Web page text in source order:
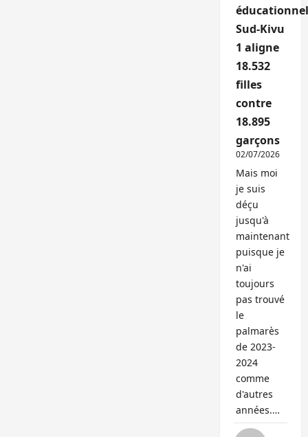
Sud-Kivu
1 aligne
18.532
filles
contre
18.895
garçons
02/07/2026
Mais moi
je suis
déçu
jusqu'à
maintenant
puisque je
n'ai
toujours
pas trouvé
le
palmarès
de 2023-
2024
comme
d'autres
années.…